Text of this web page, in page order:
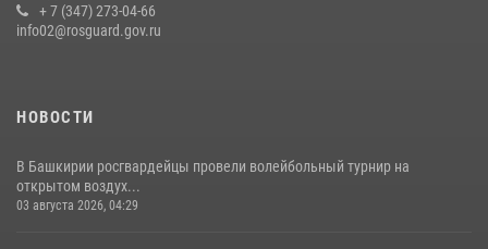
23 июля 2026, 12:25
+ 7 (347) 273-04-66
info02@rosguard.gov.ru
НОВОСТИ
В Башкирии росгвардейцы провели волейбольный турнир на
открытом воздух...
03 августа 2026, 04:29